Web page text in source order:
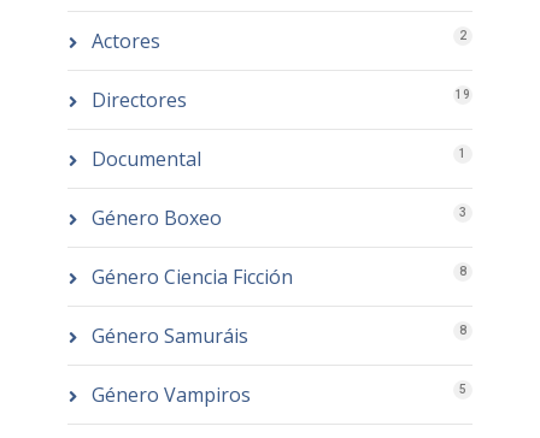
Actores 2
Directores 19
Documental 1
Género Boxeo 3
Género Ciencia Ficción 8
Género Samuráis 8
Género Vampiros 5